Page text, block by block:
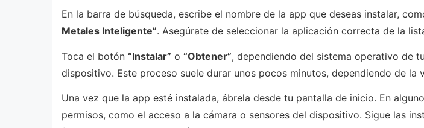
En la barra de búsqueda, escribe el nombre de la app que deseas instalar,
Metales Inteligente”. Asegúrate de seleccionar la aplicación correcta de la
Toca el botón “Instalar” o “Obtener”, dependiendo del sistema operativo de
dispositivo. Este proceso suele durar unos pocos minutos, dependiendo de la
Una vez que la app esté instalada, ábrela desde tu pantalla de inicio. En
permisos, como el acceso a la cámara o sensores del dispositivo. Sigue las